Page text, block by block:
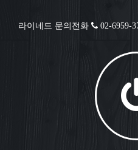
라이네드 문의전화 02-6959-